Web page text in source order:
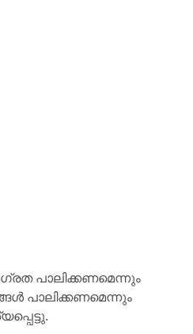
പാലിക്കണമെന്നും
പാലിക്കണമെന്നും